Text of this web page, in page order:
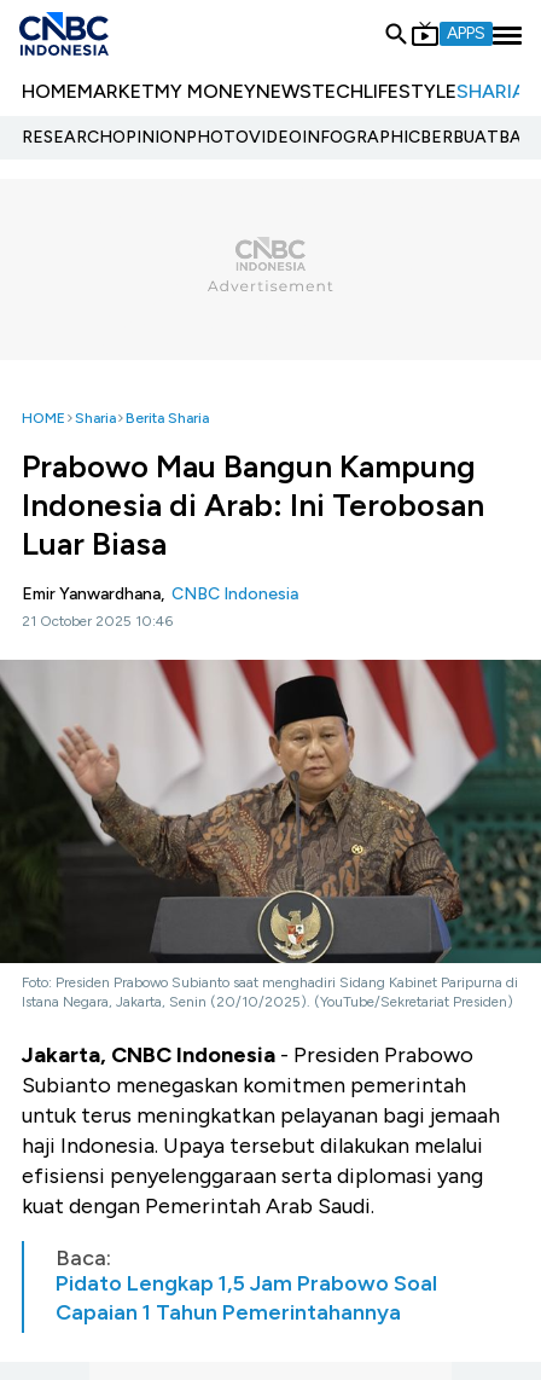
APPS
HOMEMARKETMY MONEYNEWSTECHLIFESTYLESHARIA
RESEARCHOPINIONPHOTOVIDEOINFOGRAPHIC
HOME Sharia Berita Sharia
Prabowo Mau Bangun Kampung
Indonesia di Arab: Ini Terobosan
Luar Biasa
Emir Yanwardhana, CNBC Indonesia
21 October 2025 10:46
Foto: Presiden Prabowo Subianto saat menghadiri Sidang Kabinet Paripurna di
Istana Negara, Jakarta, Senin (20/10/2025). (YouTube/Sekretariat Presiden)
Jakarta, CNBC Indonesia - Presiden Prabowo
Subianto menegaskan komitmen pemerintah
untuk terus meningkatkan pelayanan bagi jemaah
haji Indonesia. Upaya tersebut dilakukan melalui
efisiensi penyelenggaraan serta diplomasi yang
kuat dengan Pemerintah Arab Saudi.
Baca:
Pidato Lengkap 1,5 Jam Prabowo Soal
Capaian 1 Tahun Pemerintahannya